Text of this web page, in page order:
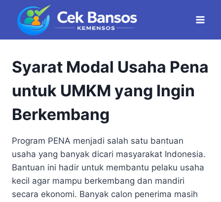
content
Syarat Modal Usaha Pena
untuk UMKM yang Ingin
Berkembang
Program PENA menjadi salah satu bantuan
usaha yang banyak dicari masyarakat Indonesia.
Bantuan ini hadir untuk membantu pelaku usaha
kecil agar mampu berkembang dan mandiri
secara ekonomi. Banyak calon penerima masih